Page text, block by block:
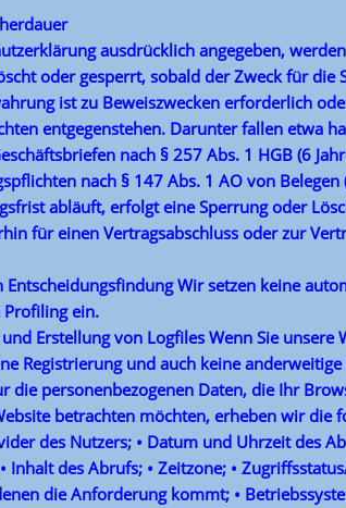
ausdrücklich angegeben,
oder gesperrt, sobald der Zweck für die
ist zu Beweiszwecken erforderlich
entgegenstehen. Darunter fallen etwa
nach § 257 Abs. 1 HGB (6
nach § 147 Abs. 1 AO von Belegen
abläuft, erfolgt eine Sperrung oder
für einen Vertragsabschluss oder zur
Wir setzen keine
Profiling ein.
Erstellung von Logfiles Wenn Sie unsere
Registrierung und auch keine
die personenbezogenen Daten, die Ihr
betrachten möchten, erheben wir die
des Nutzers; • Datum und Uhrzeit des
des Abrufs; • Zeitzone; •
die Anforderung kommt; •